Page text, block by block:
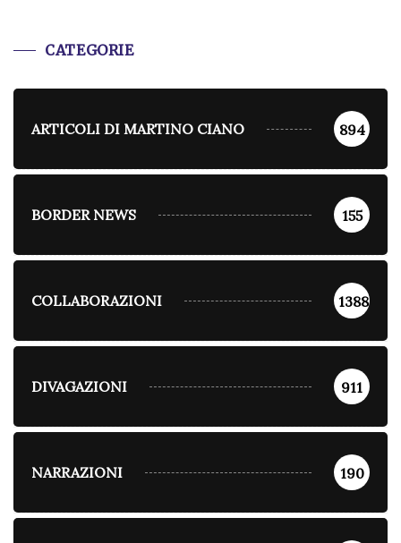
CATEGORIE
ARTICOLI DI MARTINO CIANO 894
BORDER NEWS 155
COLLABORAZIONI 1388
DIVAGAZIONI 911
NARRAZIONI 190